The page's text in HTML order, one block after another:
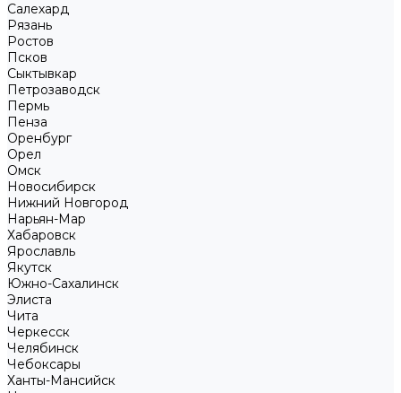
Салехард
Рязань
Ростов
Псков
Сыктывкар
Петрозаводск
Пермь
Пенза
Оренбург
Орел
Омск
Новосибирск
Нижний Новгород
Нарьян-Мар
Хабаровск
Ярославль
Якутск
Южно-Сахалинск
Элиста
Чита
Черкесск
Челябинск
Чебоксары
Ханты-Мансийск